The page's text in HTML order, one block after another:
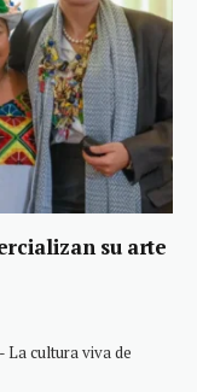
su arte
La cultura viva de